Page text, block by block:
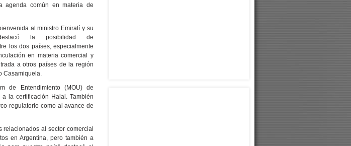
agenda común en materia de
al ministro Emiratí y su
la posibilidad de
los dos países, especialmente
en materia comercial y
a otros países de la región
Casamiquela.
de Entendimiento (MOU) de
la certificación Halal. También
regulatorio como al avance de
al sector comercial
en Argentina, pero también a